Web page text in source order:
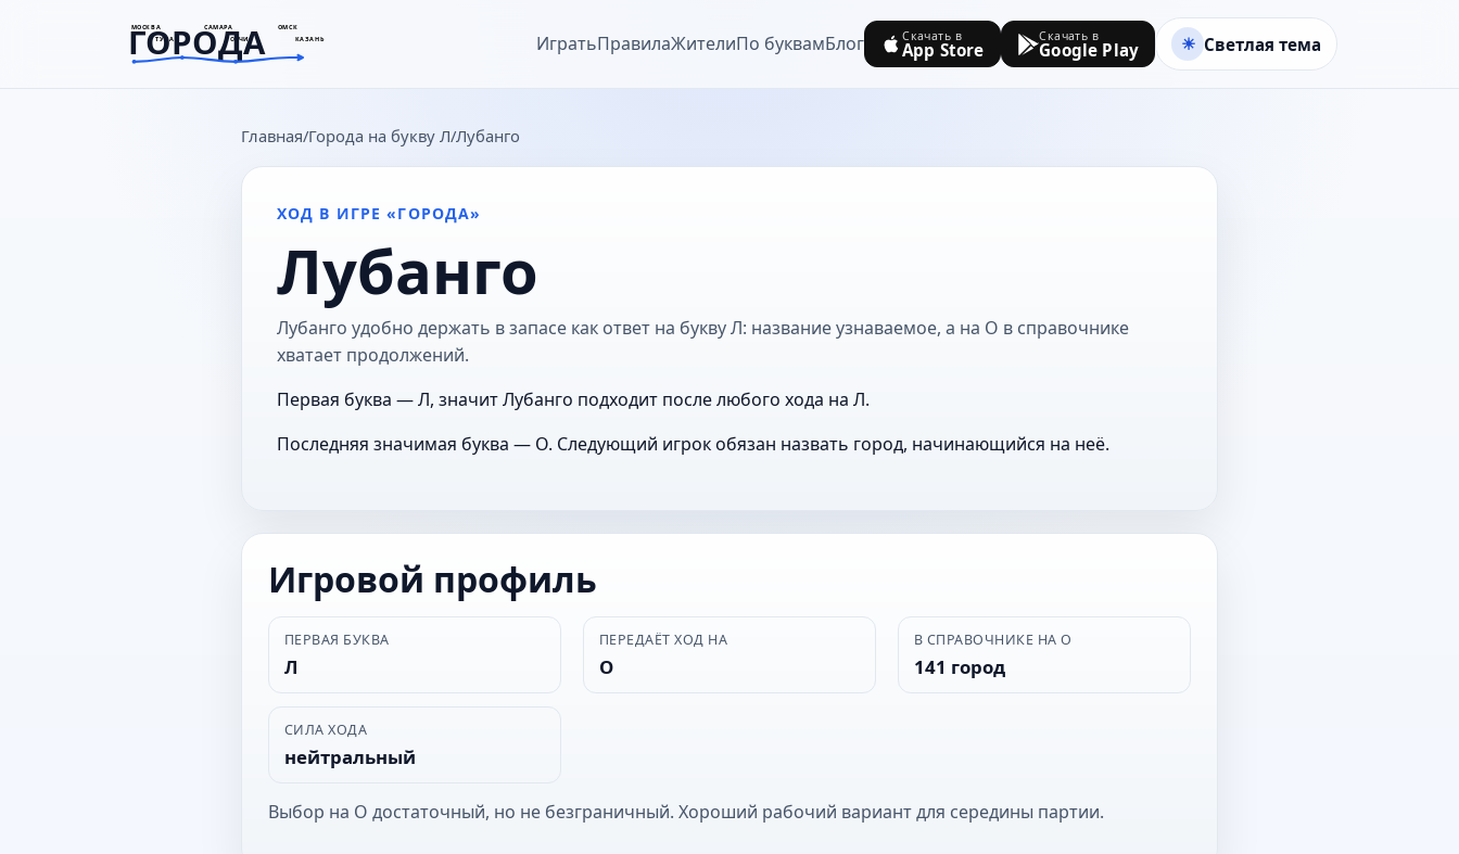
МОСКВА САМАРА ОМСК
ТУЛА СОЧИ КАЗАНЬ
ГОРОДА
goroda-na.ru ИгратьПравилаЖителиПо буквамБлог Скачать в
App Store
Скачать в
Google Play Светлая тема
Главная Города на букву Л Лубанго
ХОД В ИГРЕ «ГОРОДА»
Лубанго
Лубанго удобно держать в запасе как ответ на букву Л: название узнаваемое, а на О в справочнике
хватает продолжений.
Первая буква — Л, значит Лубанго подходит после любого хода на Л.
Последняя значимая буква — О. Следующий игрок обязан назвать город, начинающийся на неё.
Игровой профиль
ПЕРВАЯ БУКВА
Л
ПЕРЕДАЁТ ХОД НА
О
В СПРАВОЧНИКЕ НА О
141 город
СИЛА ХОДА
нейтральный
Выбор на О достаточный, но не безграничный. Хороший рабочий вариант для середины партии.